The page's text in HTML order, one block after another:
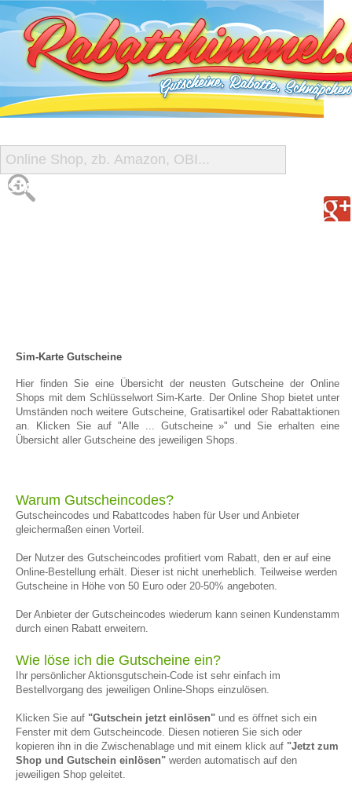
START
Sim-Karte Gutscheine
Hier finden Sie eine Übersicht der neusten Gutscheine der Online
Shops mit dem Schlüsselwort Sim-Karte. Der Online Shop bietet unter
Umständen noch weitere Gutscheine, Gratisartikel oder Rabattaktionen
an. Klicken Sie auf "Alle ... Gutscheine »" und Sie erhalten eine
Übersicht aller Gutscheine des jeweiligen Shops.
Warum Gutscheincodes?
Gutscheincodes und Rabattcodes haben für User und Anbieter
gleichermaßen einen Vorteil.
Der Nutzer des Gutscheincodes profitiert vom Rabatt, den er auf eine
Online-Bestellung erhält. Dieser ist nicht unerheblich. Teilweise werden
Gutscheine in Höhe von 50 Euro oder 20-50% angeboten.
Der Anbieter der Gutscheincodes wiederum kann seinen Kundenstamm
durch einen Rabatt erweitern.
Wie löse ich die Gutscheine ein?
Ihr persönlicher Aktionsgutschein-Code ist sehr einfach im
Bestellvorgang des jeweiligen Online-Shops einzulösen.
Klicken Sie auf "Gutschein jetzt einlösen" und es öffnet sich ein
Fenster mit dem Gutscheincode. Diesen notieren Sie sich oder
kopieren ihn in die Zwischenablage und mit einem klick auf "Jetzt zum
Shop und Gutschein einlösen" werden automatisch auf den
jeweiligen Shop geleitet.